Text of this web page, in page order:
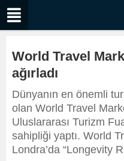
World Travel
ağırladı
Dünyanın en önemli
olan World Travel
Uluslararası Turizm
sahipliği yaptı. World
Londra’da “Longevity